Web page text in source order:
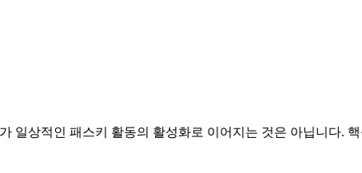
일상적인 패스키 활동의 활성화로 이어지는 것은 아닙니다.